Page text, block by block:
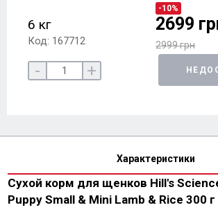
6 кг
Код: 167712
-10%
2699
2999 грн
- +
Характеристики
Сухой корм для щенков Hill's
Puppy Small & Mini Lamb & Rice 300